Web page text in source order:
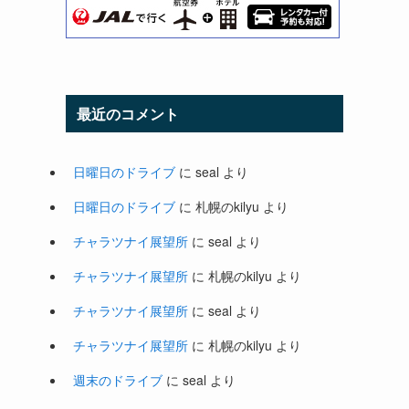
最近のコメント
日曜日のドライブ に seal より
日曜日のドライブ に 札幌のkilyu より
チャラツナイ展望所 に seal より
チャラツナイ展望所 に 札幌のkilyu より
チャラツナイ展望所 に seal より
チャラツナイ展望所 に 札幌のkilyu より
週末のドライブ に seal より